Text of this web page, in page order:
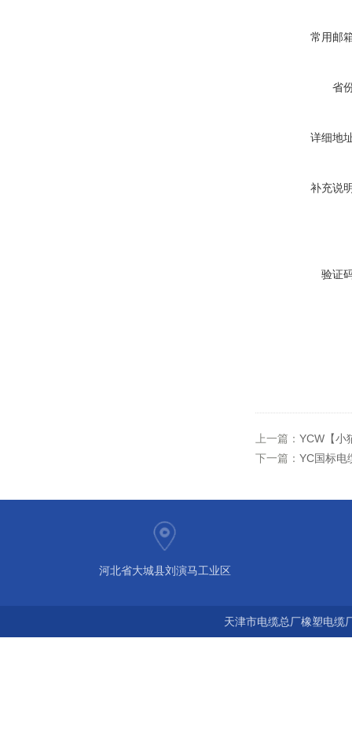
常用邮
省
详细地
补充说
验证
上一篇： YCW【小
下一篇： YC国标电
河北省大城县刘演马工业区
天津市电缆总厂橡塑电